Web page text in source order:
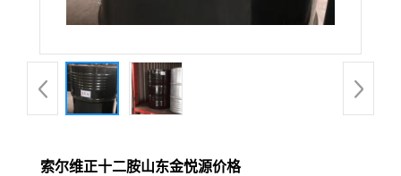
索尔维正十二胺山东金悦源价格